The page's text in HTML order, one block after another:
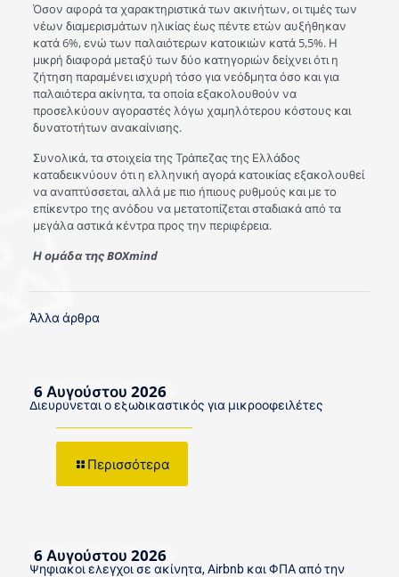
Όσον αφορά τα χαρακτηριστικά των ακινήτων, οι τιμές των
νέων διαμερισμάτων ηλικίας έως πέντε ετών αυξήθηκαν
κατά 6%, ενώ των παλαιότερων κατοικιών κατά 5,5%. Η
μικρή διαφορά μεταξύ των δύο κατηγοριών δείχνει ότι η
ζήτηση παραμένει ισχυρή τόσο για νεόδμητα όσο και για
παλαιότερα ακίνητα, τα οποία εξακολουθούν να
προσελκύουν αγοραστές λόγω χαμηλότερου κόστους και
δυνατοτήτων ανακαίνισης.
Συνολικά, τα στοιχεία της Τράπεζας της Ελλάδος
καταδεικνύουν ότι η ελληνική αγορά κατοικίας εξακολουθεί
να αναπτύσσεται, αλλά με πιο ήπιους ρυθμούς και με το
επίκεντρο της ανόδου να μετατοπίζεται σταδιακά από τα
μεγάλα αστικά κέντρα προς την περιφέρεια.
Η ομάδα της BOXmind
Άλλα άρθρα
6 Αυγούστου 2026
Διευρύνεται ο εξωδικαστικός για μικροοφειλέτες
Περισσότερα
6 Αυγούστου 2026
Ψηφιακοί έλεγχοι σε ακίνητα, Airbnb και ΦΠΑ από την